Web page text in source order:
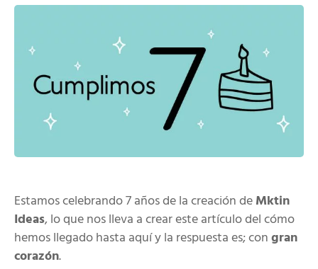
Estamos celebrando 7 años de la creación deMktin
Ideas, lo que nos lleva a crear este artículo del cómo
hemos llegado hasta aquí y la respuesta es; congran
corazón.